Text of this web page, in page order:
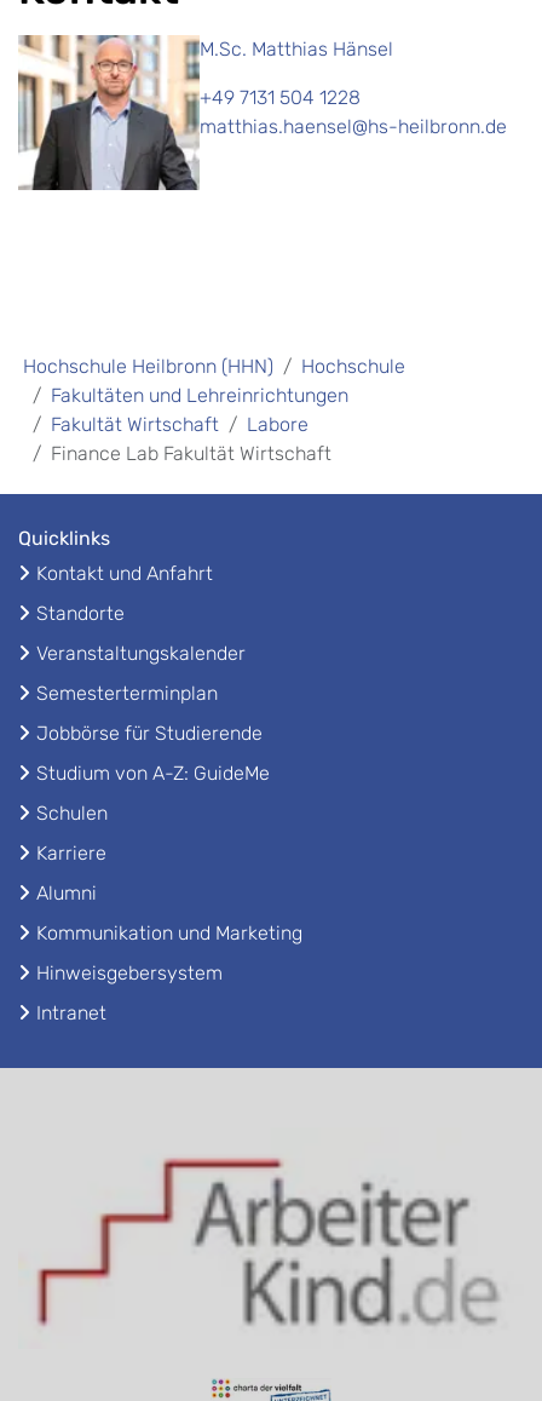
M.Sc. Matthias Hänsel
+49 7131 504 1228
matthias.haensel@hs-heilbronn.de
Hochschule Heilbronn (HHN)
Hochschule
Fakultäten und Lehreinrichtungen
Fakultät Wirtschaft
Labore
Finance Lab Fakultät Wirtschaft
Quicklinks
Kontakt und Anfahrt
Standorte
Veranstaltungskalender
Semesterterminplan
Jobbörse für Studierende
Studium von A-Z: GuideMe
Schulen
Karriere
Alumni
Kommunikation und Marketing
Hinweisgebersystem
Intranet